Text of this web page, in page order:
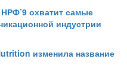
охватит самые
индустрии
изменила название